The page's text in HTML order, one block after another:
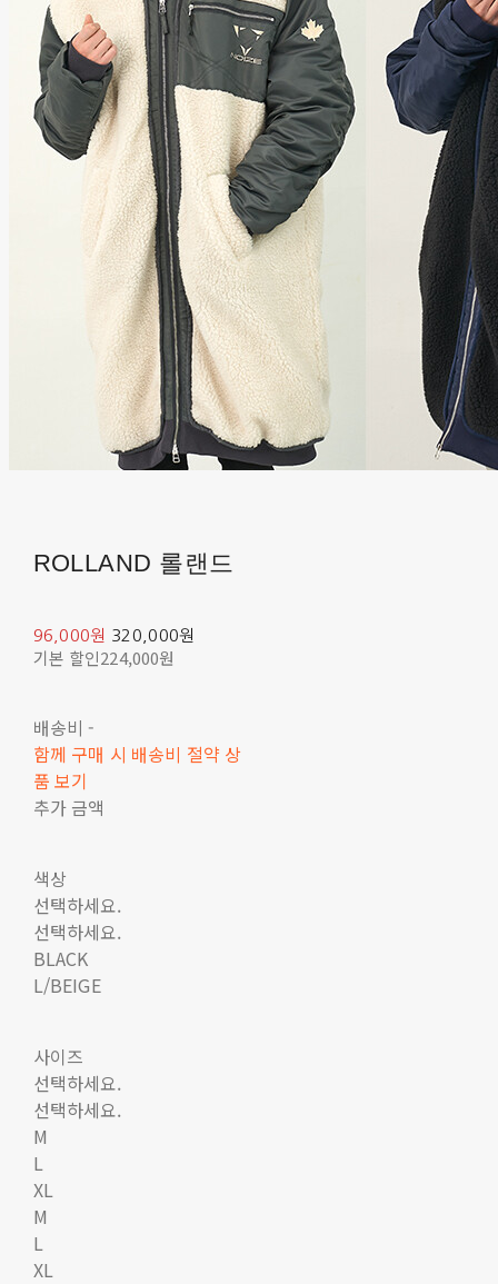
ROLLAND 롤랜드
96,000원 320,000원
기본 할인224,000원
배송비 -
함께 구매 시 배송비 절약 상
품 보기
추가 금액
색상
선택하세요.
선택하세요.
BLACK
L/BEIGE
사이즈
선택하세요.
선택하세요.
M
L
XL
M
L
XL